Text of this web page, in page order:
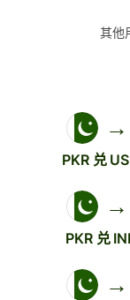
其他
→
PKR 兑
→
PKR 兑
→